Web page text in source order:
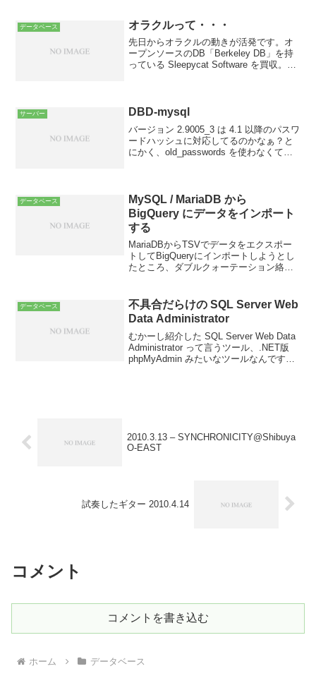
ーカイブ・エントリー の再構築に失敗し
ました: テンプレー...
データベース オラクルって・・・
先日からオラクルの動きが活発です。オ
ープンソースのDB「Berkeley DB」を持
っている Sleepycat Software を買収。そ
サーバー DBD-mysql
バージョン 2.9005_3 は 4.1 以降のパスワ
ードハッシュに対応してるのかなぁ？と
にかく、old_passwords を使わなくても
データベース
MySQL / MariaDB から
BigQuery にデータをインポート
する
MariaDBからTSVでデータをエクスポー
トしてBigQueryにインポートしようとし
たところ、ダブルクォーテーション絡み
した。めんどい。
データベース
不具合だらけの SQL Server Web
Data Administrator
むかーし紹介した SQL Server Web Data
Administrator って言うツール、.NET版
phpMyAdmin みたいなツールなんです
2010.3.13 – SYNCHRONICITY@Shibuya
O-EAST
試奏したギター 2010.4.14
コメント
コメントを書き込む
ホーム データベース